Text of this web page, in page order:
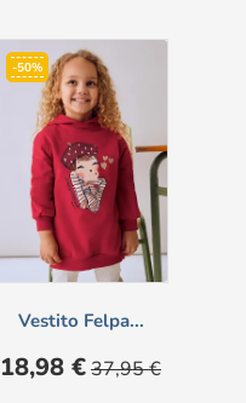
-50%
Vestito Felpa...
Prezzo
18,98 € Prezzo
base
37,95 €